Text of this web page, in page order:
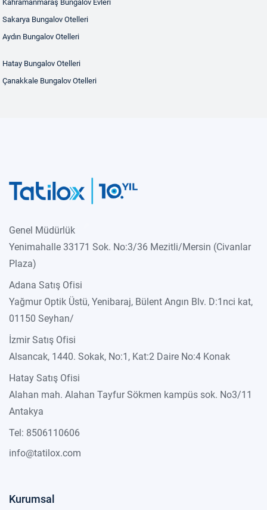
Kahramanmaraş Bungalov Evleri
Sakarya Bungalov Otelleri
Aydın Bungalov Otelleri
Hatay Bungalov Otelleri
Çanakkale Bungalov Otelleri
Genel Müdürlük
Yenimahalle 33171 Sok. No:3/36 Mezitli/Mersin (Civanlar
Plaza)
Adana Satış Ofisi
Yağmur Optik Üstü, Yenibaraj, Bülent Angın Blv. D:1nci kat,
01150 Seyhan/
İzmir Satış Ofisi
Alsancak, 1440. Sokak, No:1, Kat:2 Daire No:4 Konak
Hatay Satış Ofisi
Alahan mah. Alahan Tayfur Sökmen kampüs sok. No3/11
Antakya
Tel: 8506110606
info@tatilox.com
Kurumsal